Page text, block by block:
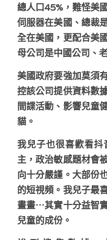
陳子遷律師專欄
羅浚軒專欄
溫志倫專欄
汪明欣專欄
張美雄專欄
香港科技專上書院
總人口45%，難怪美
伺服器在美國、總裁
全在美國，更配合美
母公司是中國公司、
美國政府要強加莫須
控該公司提供資料數
間諜活動、影響兒童
貓。
我兒子也很喜歡看
主，政治敏感題材會
向十分嚴謹。大部份
的短視頻。我兒子最
畫畫⋯其實十分益智
兒童的成份。